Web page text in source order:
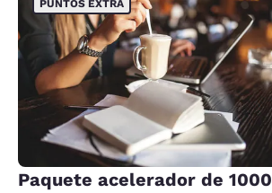
PUNTOS EXTRA
Paquete acelerador de 1000